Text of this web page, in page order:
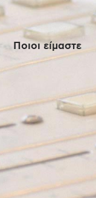
Ποιοι είμαστε